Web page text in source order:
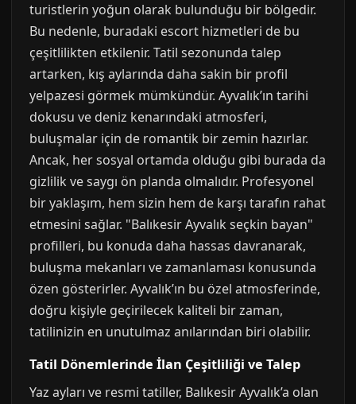
turistlerin yoğun olarak bulunduğu bir bölgedir.
Bu nedenle, buradaki escort hizmetleri de bu
çeşitlilikten etkilenir. Tatil sezonunda talep
artarken, kış aylarında daha sakin bir profil
yelpazesi görmek mümkündür. Ayvalık’ın tarihi
dokusu ve deniz kenarındaki atmosferi,
buluşmalar için de romantik bir zemin hazırlar.
Ancak, her sosyal ortamda olduğu gibi burada da
gizlilik ve saygı ön planda olmalıdır. Profesyonel
bir yaklaşım, hem sizin hem de karşı tarafın rahat
etmesini sağlar. "Balıkesir Ayvalık seçkin bayan"
profilleri, bu konuda daha hassas davranarak,
buluşma mekanları ve zamanlaması konusunda
özen gösterirler. Ayvalık’ın bu özel atmosferinde,
doğru kişiyle geçirilecek kaliteli bir zaman,
tatilinizin en unutulmaz anılarından biri olabilir.
Tatil Dönemlerinde İlan Çeşitliliği ve Talep
Yaz ayları ve resmi tatiller, Balıkesir Ayvalık’a olan